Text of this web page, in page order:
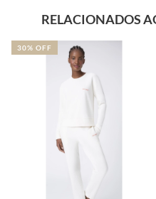
RELACIONADOS
30% OFF